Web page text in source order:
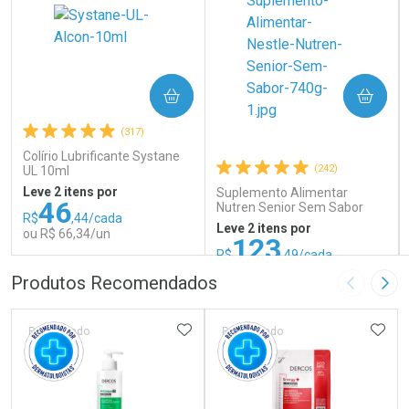
(317)
Colírio Lubrificante Systane
UL 10ml
Leve 2 itens por
R$46,44/cada
ou R$ 66,34/un
COMPRAR
FECHAR
FECHAR
Por Menos
(242)
Suplemento Alimentar
Nutren Senior Sem Sabor
740g
Leve 2 itens por
R$123,49/cada
COMPRAR
Por Menos
Produtos Recomendados Imagem
Patrocinado ADICIONAR AOS FAVORITOS
Patrocinado